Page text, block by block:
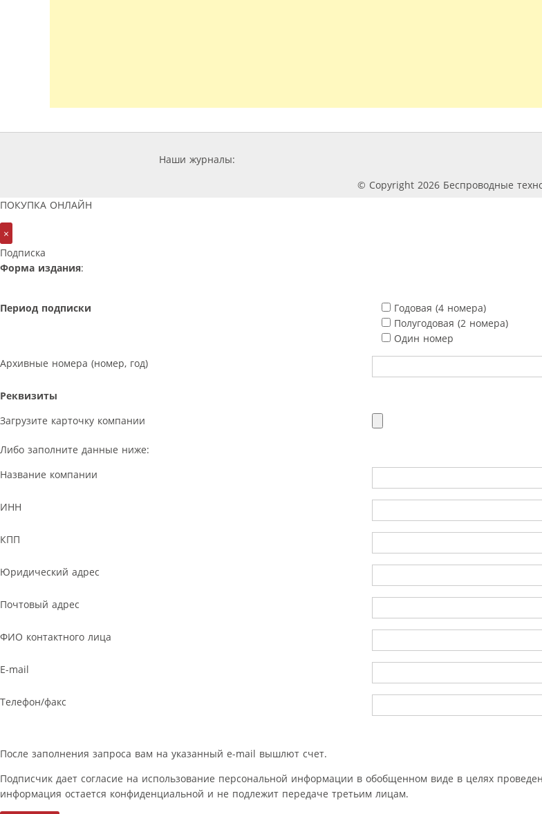
Наши журналы:
© Copyright 2026 Беспроводные
ПОКУПКА ОНЛАЙН
×
Подписка
Форма издания:
Период подписки
Годовая (4 номера)
Полугодовая (2 номера)
Один номер
Архивные номера (номер, год)
Реквизиты
Загрузите карточку компании
Либо заполните данные ниже:
Название компании
ИНН
КПП
Юридический адрес
Почтовый адрес
ФИО контактного лица
E-mail
Телефон/факс
После заполнения запроса вам на указанный e-mail вышлют счет.
Подписчик дает согласие на использование персональной информации в обобщенном виде в целях
информация остается конфиденциальной и не подлежит передаче третьим лицам.